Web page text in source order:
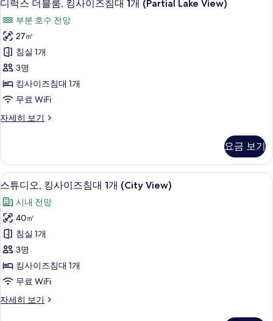
개
(City
View)
사
진
모
두
보
기
싱
글
침
대
2
개
(City
View)
자
히
럭
스
더
블
룸,
킹
사
이
침
대
1
개
(Partial
Lake
View)
사
진
두
디럭스 더블룸, 킹사이즈침대 1개 (Partial Lake View)
부분 호수 전망
27㎡
침실 1개
3명
킹사이즈침대 1개
무료 WiFi
자세히 보기
디
블
룸,
킹
이
즈
침
대
개
(Partial
Lake
자
요금 보기
스
튜
디
오,
킹
사
이
즈
침
스튜디오, 킹사이즈침대 1개 (City
4
스튜디오, 킹사이즈침대 1개 (City View)
시내 전망
40㎡
침실 1개
3명
킹사이즈침대 1개
무료 WiFi
자세히 보기
스